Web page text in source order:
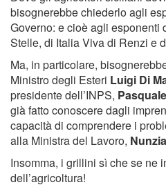
bisognerebbe chiederlo agli
Governo: e cioè agli esponenti
Stelle, di Italia Viva di Renzi e
Ma, in particolare,
Ministro degli Esteri Luigi Di
presidente dell’INPS,
già fatto conoscere dagli
capacità di comprendere i
alla Ministra del Lavoro,
Insomma, i grillini sì che se ne
dell’agricoltura!